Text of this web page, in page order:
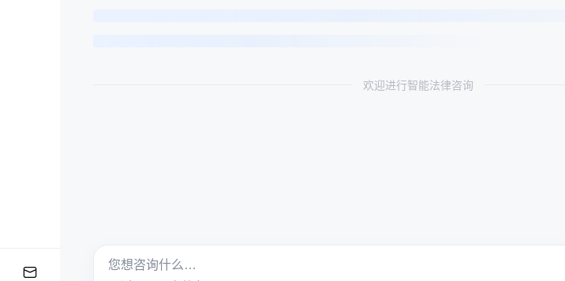
欢迎进行智能法律咨询